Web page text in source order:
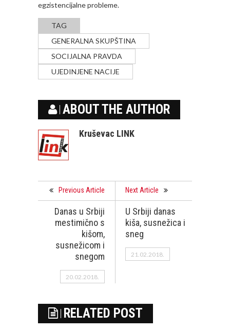
egzistencijalne probleme.
TAG
GENERALNA SKUPŠTINA
SOCIJALNA PRAVDA
UJEDINJENE NACIJE
ABOUT THE AUTHOR
Kruševac LINK
Previous Article
Danas u Srbiji
mestimično s
kišom,
susnežicom i
snegom
20.02.2018.
Next Article
U Srbiji danas
kiša, susnežica i
sneg
21.02.2018.
RELATED POST